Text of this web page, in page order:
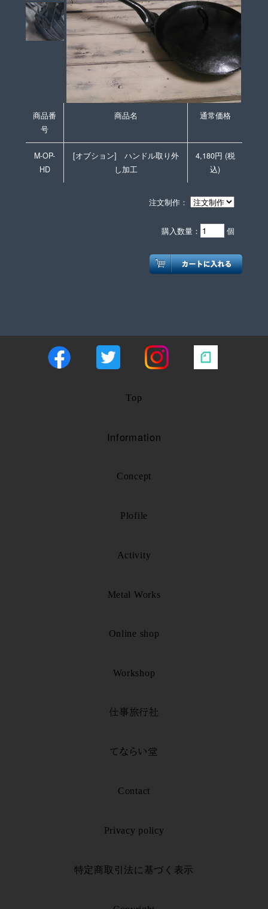
商品番
号
商品名 通常価格
M-OP-
HD
[オブション] ハンドル取り外
し加工
4,180円 (税
込)
注文制作：
購入数量： 個
Top
Information
Concept
Plofile
Activity
Metal Works
Online shop
Workshop
仕事旅行社
てならい堂
Contact
Privacy policy
特定商取引法に基づく表示